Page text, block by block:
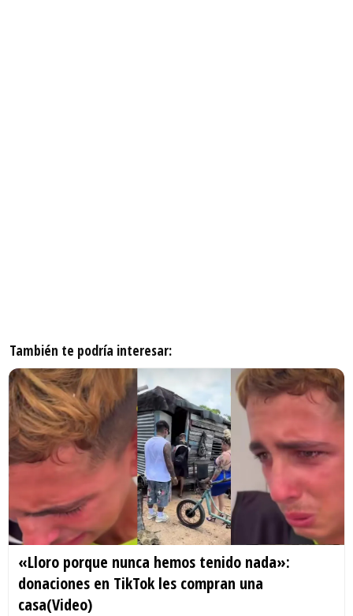
También te podría interesar:
«Lloro porque nunca hemos tenido nada»:
donaciones en TikTok les compran una
casa(Video)